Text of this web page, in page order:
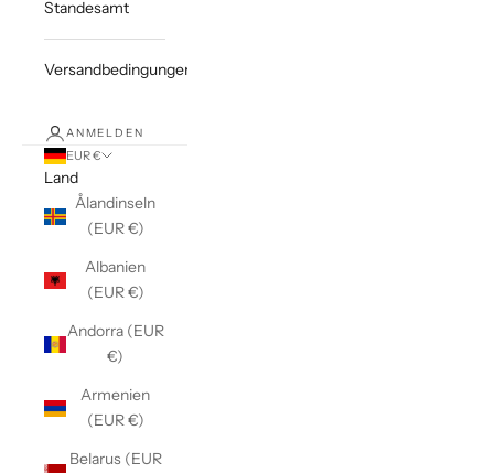
Standesamt
Versandbedingungen
ANMELDEN
EUR €
Land
Ålandinseln
(EUR €)
Albanien
(EUR €)
Andorra (EUR
€)
Armenien
(EUR €)
Belarus (EUR